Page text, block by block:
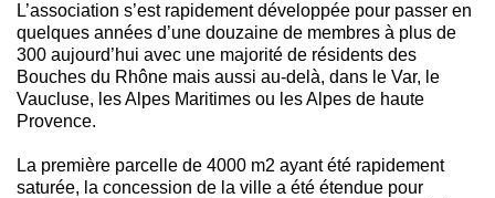
L’association s’est rapidement développée pour passer en
quelques années d’une douzaine de membres à plus de
300 aujourd’hui avec une majorité de résidents des
Bouches du Rhône mais aussi au-delà, dans le Var, le
Vaucluse, les Alpes Maritimes ou les Alpes de haute
Provence.
La première parcelle de 4000 m2 ayant été rapidement
saturée, la concession de la ville a été étendue pour